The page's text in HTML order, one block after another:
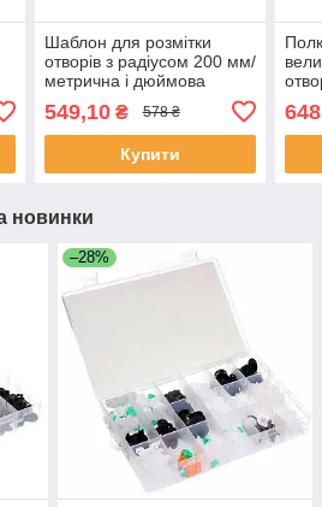
Шаблон для розмітки
отворів з радіусом 200 мм/
метрична і дюймова
(Польща)
549,10₴ 578 ₴
Купити
новинки
–28%